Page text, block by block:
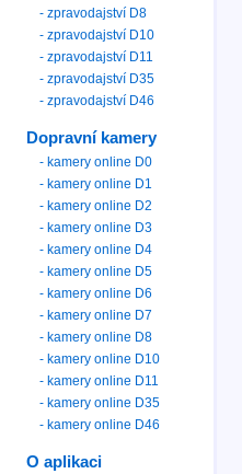
- zpravodajství D8
- zpravodajství D10
- zpravodajství D11
- zpravodajství D35
- zpravodajství D46
Dopravní kamery
- kamery online D0
- kamery online D1
- kamery online D2
- kamery online D3
- kamery online D4
- kamery online D5
- kamery online D6
- kamery online D7
- kamery online D8
- kamery online D10
- kamery online D11
- kamery online D35
- kamery online D46
O aplikaci